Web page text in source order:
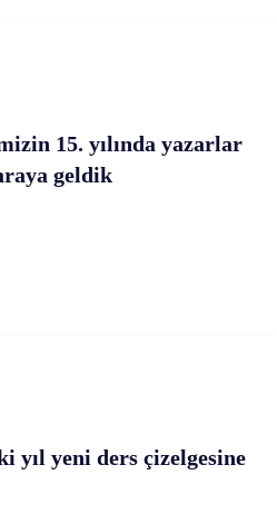
15. yılında yazarlar
geldik
yıl yeni ders çizelgesine